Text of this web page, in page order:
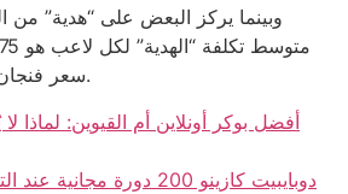
وبينما يركز البعض على “هدية” من
سعر فنجان قهوة متوسط في دبي.
أفضل بوكر أونلاين أم القيوين: لماذا لا
دوبايبيت كازينو 200 دورة